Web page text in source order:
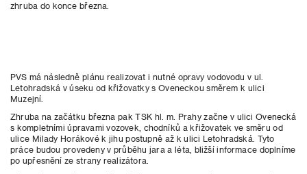
zhruba do konce března.
PVS má následně plánu realizovat i nutné opravy vodovodu v ul.
Letohradská v úseku od křižovatky s Oveneckou směrem k ulici
Muzejní.
Zhruba na začátku března pak TSK hl. m. Prahy začne v ulici Ovenecká
s kompletními úpravami vozovek, chodníků a křižovatek ve směru od
ulice Milady Horákové k jihu postupně až k ulici Letohradská. Tyto
práce budou provedeny v průběhu jara a léta, bližší informace doplníme
po upřesnění ze strany realizátora.